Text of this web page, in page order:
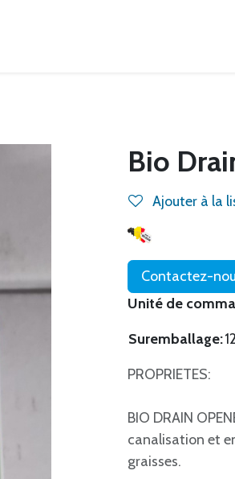
Bio
Ajouter à la
Contactez-
Unité de
Suremballage:
PROPRIETES:
BIO DRAIN
canalisation et
graisses.